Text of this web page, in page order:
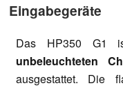
Eingabegeräte
Das HP350 G1
unbeleuchteten
ausgestattet. Die